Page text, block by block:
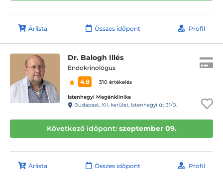
Árlista Összes időpont Profil
Dr. Balogh Illés
Endokrinológus
4.8
310 értékelés
Istenhegyi Magánklinika
Budapest, XII. kerület, Istenhegyi út 31/B.
Következő időpont: szeptember 09.
Árlista Összes időpont Profil